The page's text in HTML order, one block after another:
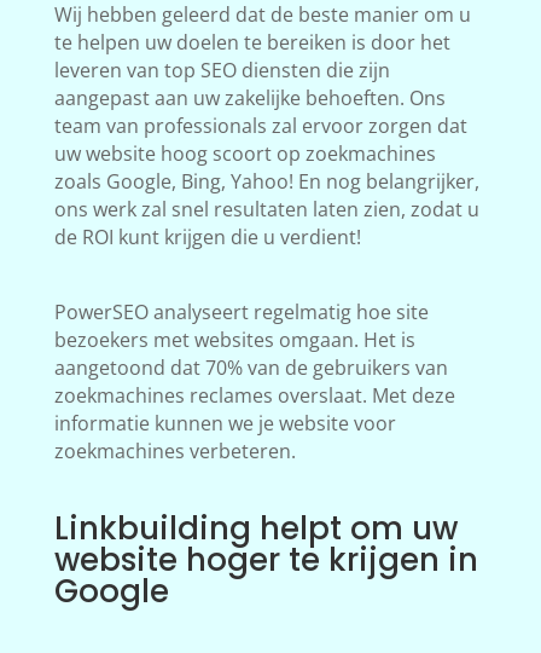
Wij hebben geleerd dat de beste manier om u
te helpen uw doelen te bereiken is door het
leveren van top SEO diensten die zijn
aangepast aan uw zakelijke behoeften. Ons
team van professionals zal ervoor zorgen dat
uw website hoog scoort op zoekmachines
zoals Google, Bing, Yahoo! En nog belangrijker,
ons werk zal snel resultaten laten zien, zodat u
de ROI kunt krijgen die u verdient!
PowerSEO analyseert regelmatig hoe site
bezoekers met websites omgaan. Het is
aangetoond dat 70% van de gebruikers van
zoekmachines reclames overslaat. Met deze
informatie kunnen we je website voor
zoekmachines verbeteren.
Linkbuilding helpt om uw
website hoger te krijgen in
Google